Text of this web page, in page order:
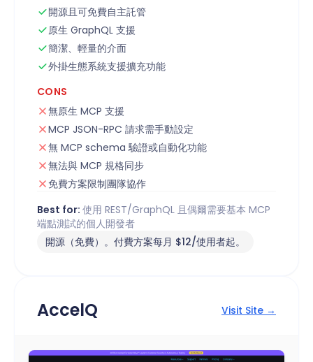
開源且可免費自主託管
原生 GraphQL 支援
簡潔、輕量的介面
外掛生態系統支援擴充功能
CONS
無原生 MCP 支援
MCP JSON-RPC 請求需手動設定
無 MCP schema 驗證或自動化功能
無法與 MCP 規格同步
免費方案限制團隊協作
Best for: 使用 REST/GraphQL 且偶爾需要基本 MCP
端點測試的個人開發者
開源（免費）。付費方案每月 $12/使用者起。
AccelQ Visit Site →